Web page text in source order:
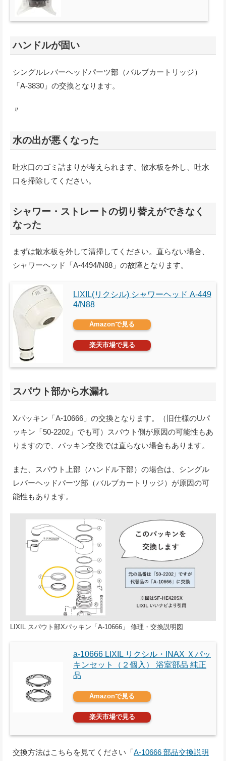
ハンドルが固い
シングルレバーヘッドパーツ部（バルブカートリッジ）
「A-3830」の交換となります。
〃
水の出が悪くなった
吐水口のゴミ詰まりが考えられます。散水板を外し、吐水
口を掃除してください。
シャワー・ストレートの切り替えができなく
なった
まずは散水板を外して清掃してください。直らない場合、
シャワーヘッド「A-4494/N88」の故障となります。
LIXIL(リクシル) シャワーヘッド A-449
4/N88
Amazonで見る
楽天市場で見る
スパウト部から水漏れ
Xパッキン「A-10666」の交換となります。（旧仕様のUパ
ッキン「50-2202」でも可）スパウト側が原因の可能性もあ
りますので、パッキン交換では直らない場合もあります。
また、スパウト上部（ハンドル下部）の場合は、シングル
レバーヘッドパーツ部（バルブカートリッジ）が原因の可
能性もあります。
LIXIL スパウト部Xパッキン「A-10666」 修理・交換説明図
a-10666 LIXIL リクシル・INAX Ｘパッ
キンセット（２個入） 浴室部品 純正
品
Amazonで見る
楽天市場で見る
交換方法はこちらを見てください「A-10666 部品交換説明